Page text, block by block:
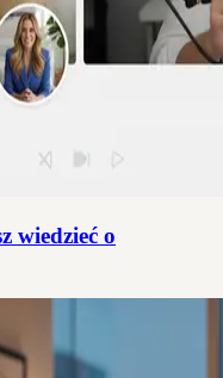
wiedzieć o